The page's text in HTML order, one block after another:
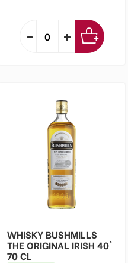
WHISKY BUSHMILLS
THE ORIGINAL IRISH 40°
70 CL